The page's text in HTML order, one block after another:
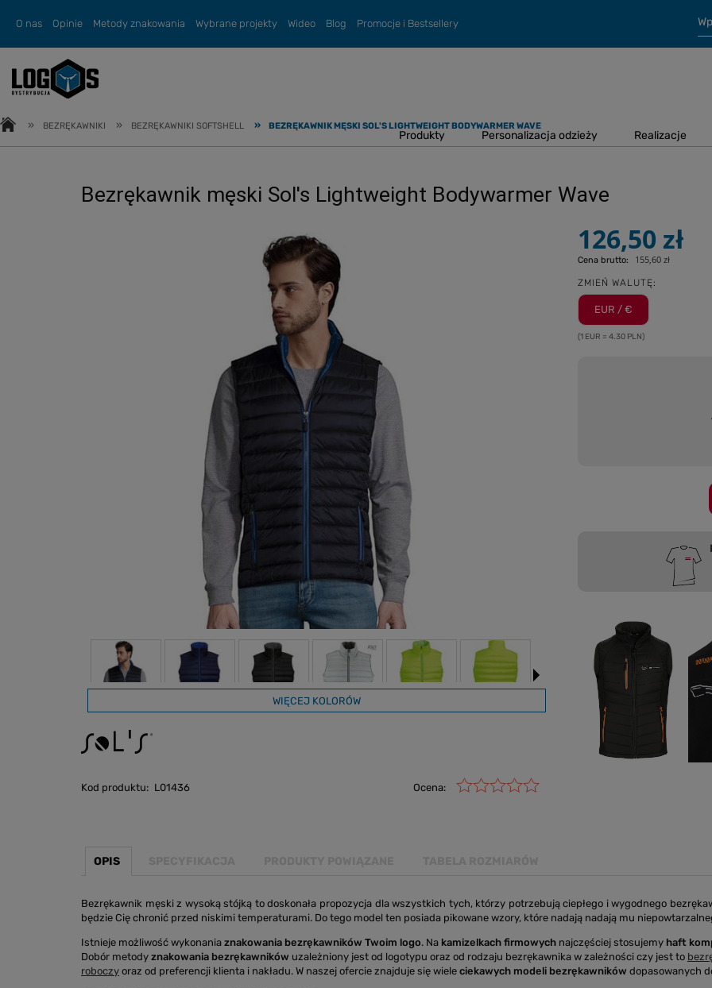
O nas Opinie Metody znakowania Wybrane projekty Wideo Blog Promocje i Bestsellery
Produkty Personalizacja odzieży Realizacje
» BEZRĘKAWNIKI » BEZRĘKAWNIKI SOFTSHELL » BEZRĘKAWNIK MĘSKI SOL'S LIGHTWEIGHT BODYWARMER WAVE
Bezrękawnik męski Sol's Lightweight Bodywarmer Wave
WIĘCEJ KOLORÓW
Kod produktu: L01436 Ocena:
126,50 zł
Cena brutto: 155,60 zł
ZMIEŃ WALUTĘ:
EUR / €
(1 EUR = 4.30 PLN)
OPIS
Bezrękawnik męski z wysoką stójką to doskonała propozycja dla wszystkich tych, którzy potrzebują ciepłego i wygodnego
będzie Cię chronić przed niskimi temperaturami. Do tego model ten posiada pikowane wzory, które nadają nadają mu
Istnieje możliwość wykonania znakowania bezrękawników Twoim logo. Na kamizelkach firmowych najczęściej stosujemy haft
Dobór metody znakowania bezrękawników uzależniony jest od logotypu oraz od rodzaju bezrękawnika w zależności czy jest to
roboczy oraz od preferencji klienta i nakładu. W naszej ofercie znajduje się wiele ciekawych modeli bezrękawników dopasowanych